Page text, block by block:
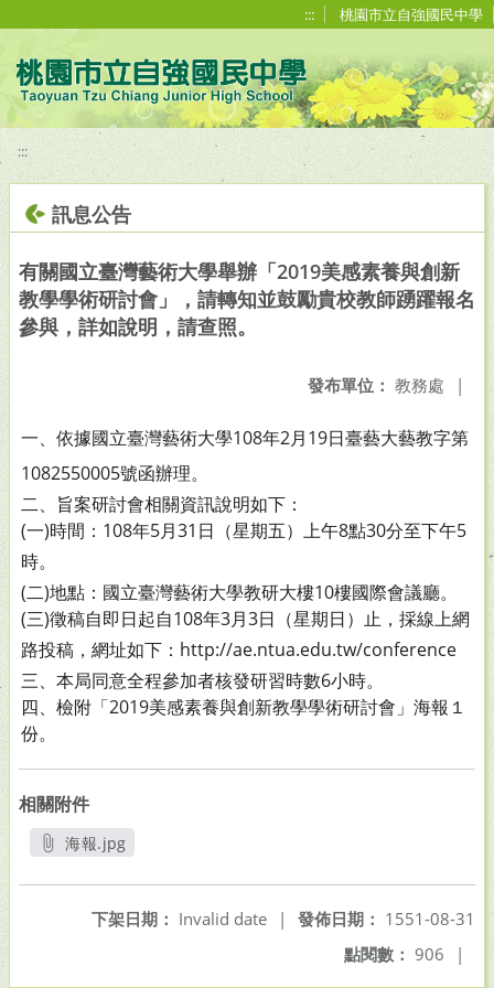
::: 桃園市立自強國民中學
:::
訊息公告
有關國立臺灣藝術大學舉辦「2019美感素養與創新
教學學術研討會」，請轉知並鼓勵貴校教師踴躍報名
參與，詳如說明，請查照。
發布單位： 教務處 |
一、依據國立臺灣藝術大學108年2月19日臺藝大藝教字第
1082550005號函辦理。
二、旨案研討會相關資訊說明如下：
(一)時間：108年5月31日（星期五）上午8點30分至下午5
時。
(二)地點：國立臺灣藝術大學教研大樓10樓國際會議廳。
(三)徵稿自即日起自108年3月3日（星期日）止，採線上網
路投稿，網址如下：http://ae.ntua.edu.tw/conference
三、本局同意全程參加者核發研習時數6小時。
四、檢附「2019美感素養與創新教學學術研討會」海報１
份。
相關附件
海報.jpg
發佈日期： 1551-08-31
下架日期： Invalid date
|
點閱數： 906 |